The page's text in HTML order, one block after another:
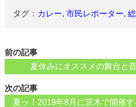
タグ： カレー,市民レポーター,
前の記事
夏休みにオススメの舞台と
次の記事
夏ッ！2019年8月に茨木で開催